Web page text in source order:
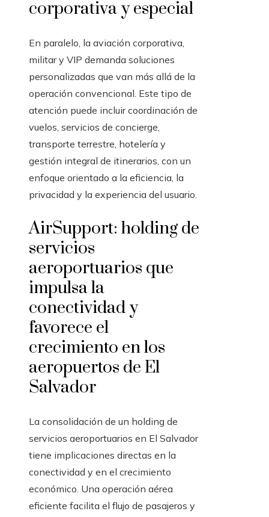
corporativa y especial
En paralelo, la aviación corporativa,
militar y VIP demanda soluciones
personalizadas que van más allá de la
operación convencional. Este tipo de
atención puede incluir coordinación de
vuelos, servicios de concierge,
transporte terrestre, hotelería y
gestión integral de itinerarios, con un
enfoque orientado a la eficiencia, la
privacidad y la experiencia del usuario.
AirSupport: holding de
servicios
aeroportuarios que
impulsa la
conectividad y
favorece el
crecimiento en los
aeropuertos de El
Salvador
La consolidación de un holding de
servicios aeroportuarios en El Salvador
tiene implicaciones directas en la
conectividad y en el crecimiento
económico. Una operación aérea
eficiente facilita el flujo de pasajeros y